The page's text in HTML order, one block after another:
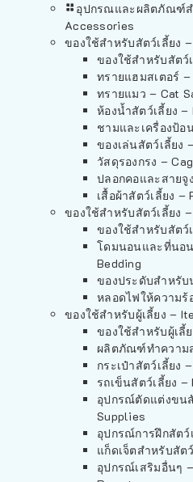
อุปกรณและผลิตภัณฑ์ส
Accessories
ของใช้สำหรับสัตว์เลี้ยง
ของใช้สำหรับสัตว์
ทรายแฮมสเตอร์ –
ทรายแมว – Cat
ห้องน้ำสัตว์เลี้ยง
ชามและเครื่องป้อ
ของเล่นสัตว์เลี้ยง
วัสดุรองกรง –
ปลอกคอและสายจู
เสื้อผ้าสัตว์เลี้ยง –
ของใช้สำหรับสัตว์เลี้ยง
ของใช้สำหรับสัตว์
โดมนอนและที่นอ
Bedding
ของประดับสำหรั
หลอดไฟให้ความร้
ของใช้สำหรับผู้เลี้ยง –
ของใช้สำหรับผู้เลี้
ผลิตภัณฑ์ทำความ
กระเป๋าสัตว์เลี้ยง
รถเข็นสัตว์เลี้ยง –
อุปกรณ์ตัดแต่งขนสั
Supplies
อุปกรณ์การฝึกสัตว์
แก็ดเจ็ตสำหรับสัต
อุปกรณ์เสริมอื่นๆ